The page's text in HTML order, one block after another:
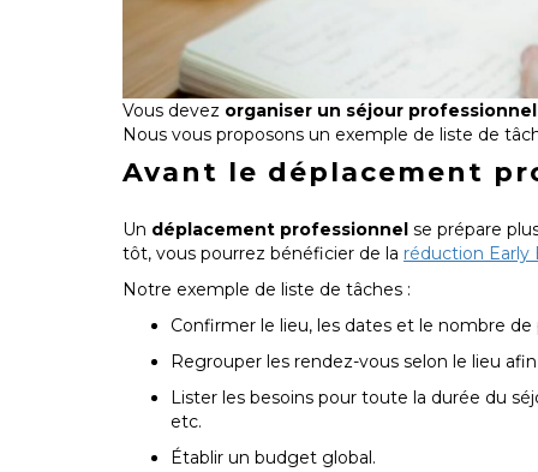
Vous devez organiser un séjour
Nous vous proposons un exemple de liste de
Avant le déplacement
Un déplacement professionnel se prépare
tôt, vous pourrez bénéficier de la réduction Early
Notre exemple de liste de tâches :
Confirmer le lieu, les dates et le nombre
Regrouper les rendez-vous selon le lieu
Lister les besoins pour toute la durée du
etc.
Établir un budget global.